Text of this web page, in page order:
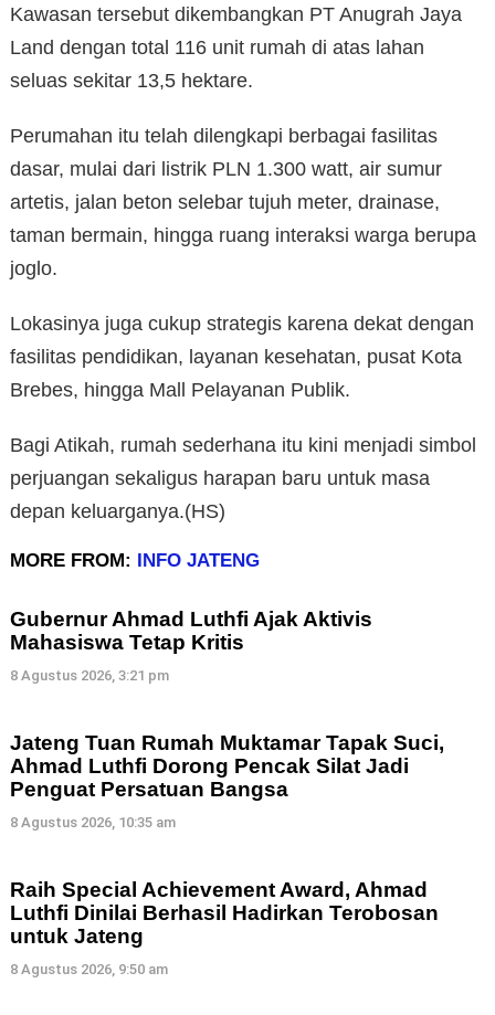
Kawasan tersebut dikembangkan PT Anugrah Jaya
Land dengan total 116 unit rumah di atas lahan
seluas sekitar 13,5 hektare.
Perumahan itu telah dilengkapi berbagai fasilitas
dasar, mulai dari listrik PLN 1.300 watt, air sumur
artetis, jalan beton selebar tujuh meter, drainase,
taman bermain, hingga ruang interaksi warga berupa
joglo.
Lokasinya juga cukup strategis karena dekat dengan
fasilitas pendidikan, layanan kesehatan, pusat Kota
Brebes, hingga Mall Pelayanan Publik.
Bagi Atikah, rumah sederhana itu kini menjadi simbol
perjuangan sekaligus harapan baru untuk masa
depan keluarganya.(HS)
MORE FROM: INFO JATENG
Gubernur Ahmad Luthfi Ajak Aktivis
Mahasiswa Tetap Kritis
8 Agustus 2026, 3:21 pm
Jateng Tuan Rumah Muktamar Tapak Suci,
Ahmad Luthfi Dorong Pencak Silat Jadi
Penguat Persatuan Bangsa
8 Agustus 2026, 10:35 am
Raih Special Achievement Award, Ahmad
Luthfi Dinilai Berhasil Hadirkan Terobosan
untuk Jateng
8 Agustus 2026, 9:50 am